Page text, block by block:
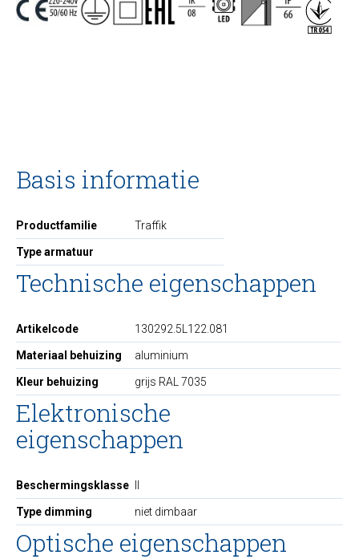
Basis informatie
Productfamilie Traffik
Type armatuur
Technische eigenschappen
Artikelcode 130292.5L122.081
Materiaal behuizing aluminium
Kleur behuizing grijs RAL 7035
Elektronische
eigenschappen
Beschermingsklasse
Type dimming niet dimbaar
Optische eigenschappen